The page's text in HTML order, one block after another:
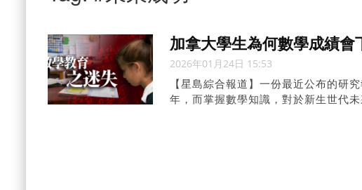
加拿大學生為何數學成績
2026年01月24日 15:53
【星島綜合報道】一份最近公布的研
年，而掌握數學知識，對於新生世代